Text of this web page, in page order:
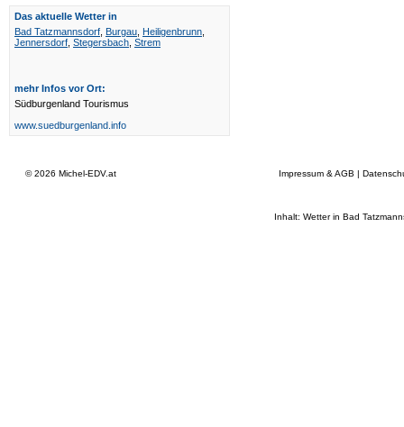
Das aktuelle Wetter in
Bad Tatzmannsdorf Burgau Heiligenbrunn
Jennersdorf Stegersbach Strem
mehr Infos vor Ort:
Südburgenland Tourismus
www.suedburgenland.info
© 2026 Michel-EDV.at Impressum & AGB |
Inhalt: Wetter in Bad